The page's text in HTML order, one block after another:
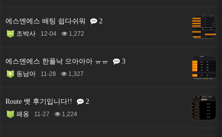
에스엔에스 배팅 쉽다쉬워
2
조박사
12-04 1,272
에스엔에스 한폴낙 으아아아 ㅠㅠ
3
동남아
11-28 1,327
Route 벳 후기입니다!!
2
페옹
11-27 1,224